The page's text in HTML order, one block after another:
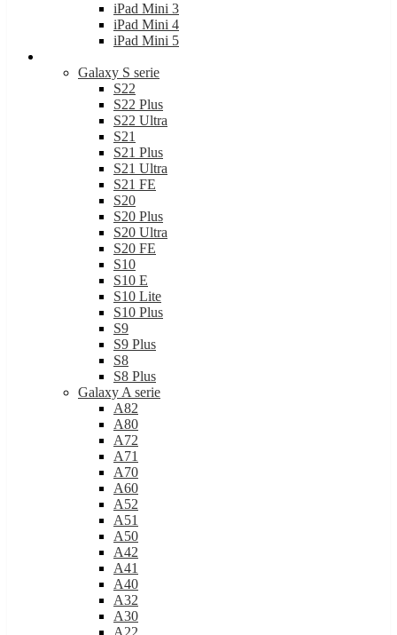
iPad Mini 3
iPad Mini 4
iPad Mini 5
Galaxy S serie
S22
S22 Plus
S22 Ultra
S21
S21 Plus
S21 Ultra
S21 FE
S20
S20 Plus
S20 Ultra
S20 FE
S10
S10 E
S10 Lite
S10 Plus
S9
S9 Plus
S8
S8 Plus
Galaxy A serie
A82
A80
A72
A71
A70
A60
A52
A51
A50
A42
A41
A40
A32
A30
A22